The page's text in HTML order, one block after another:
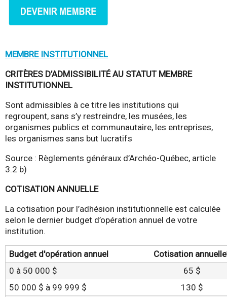
MEMBRE INSTITUTIONNEL
CRITÈRES D’ADMISSIBILITÉ AU STATUT MEMBRE
INSTITUTIONNEL
Sont admissibles à ce titre les institutions qui
regroupent, sans s’y restreindre, les musées, les
organismes publics et communautaire, les entreprises,
les organismes sans but lucratifs
Source : Règlements généraux d’Archéo-Québec, article
3.2 b)
COTISATION ANNUELLE
La cotisation pour l’adhésion institutionnelle est calculée
selon le dernier budget d’opération annuel de votre
institution.
Budget d'opération annuel
Cotisation
0 à 50 000 $
65 $
50 000 $ à 99 999 $
130 $